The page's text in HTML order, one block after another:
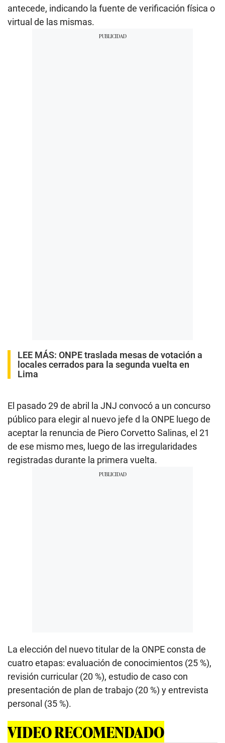
antecede, indicando la fuente de verificación física o
virtual de las mismas.
LEE MÁS: ONPE traslada mesas de votación a
locales cerrados para la segunda vuelta en
Lima
El pasado 29 de abril la JNJ convocó a un concurso
público para elegir al nuevo jefe d la ONPE luego de
aceptar la renuncia de Piero Corvetto Salinas, el 21
de ese mismo mes, luego de las irregularidades
registradas durante la primera vuelta.
La elección del nuevo titular de la ONPE consta de
cuatro etapas: evaluación de conocimientos (25 %),
revisión curricular (20 %), estudio de caso con
presentación de plan de trabajo (20 %) y entrevista
personal (35 %).
VIDEO RECOMENDADO